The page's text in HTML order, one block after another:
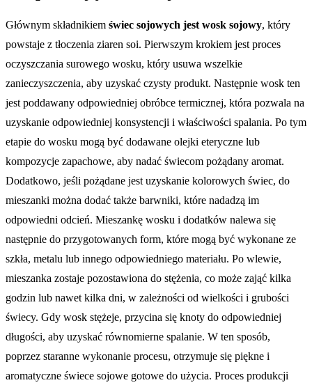
Głównym składnikiem świec sojowych jest wosk sojowy, który
powstaje z tłoczenia ziaren soi. Pierwszym krokiem jest proces
oczyszczania surowego wosku, który usuwa wszelkie
zanieczyszczenia, aby uzyskać czysty produkt. Następnie wosk ten
jest poddawany odpowiedniej obróbce termicznej, która pozwala na
uzyskanie odpowiedniej konsystencji i właściwości spalania. Po tym
etapie do wosku mogą być dodawane olejki eteryczne lub
kompozycje zapachowe, aby nadać świecom pożądany aromat.
Dodatkowo, jeśli pożądane jest uzyskanie kolorowych świec, do
mieszanki można dodać także barwniki, które nadadzą im
odpowiedni odcień. Mieszankę wosku i dodatków nalewa się
następnie do przygotowanych form, które mogą być wykonane ze
szkła, metalu lub innego odpowiedniego materiału. Po wlewie,
mieszanka zostaje pozostawiona do stężenia, co może zająć kilka
godzin lub nawet kilka dni, w zależności od wielkości i grubości
świecy. Gdy wosk stężeje, przycina się knoty do odpowiedniej
długości, aby uzyskać równomierne spalanie. W ten sposób,
poprzez staranne wykonanie procesu, otrzymuje się piękne i
aromatyczne świece sojowe gotowe do użycia. Proces produkcji